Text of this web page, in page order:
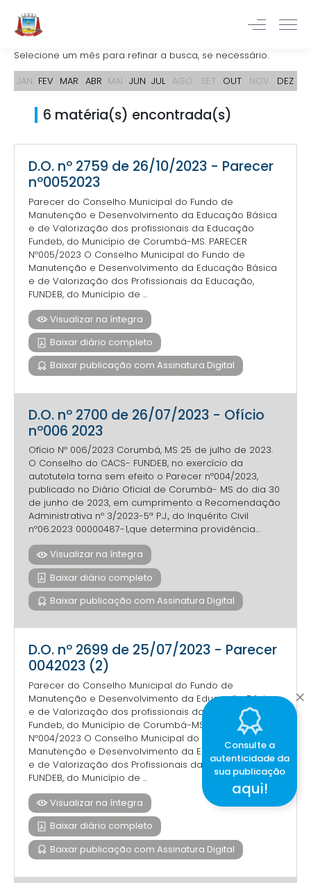
Selecione um mês para refinar a busca, se necessário.
JAN FEV MAR ABR MAI JUN JUL AGO SET OUT NOV DEZ
6 matéria(s) encontrada(s)
D.O. nº 2759 de 26/10/2023 - Parecer
nº0052023
Parecer do Conselho Municipal do Fundo de
Manutenção e Desenvolvimento da Educação Básica
e de Valorização dos profissionais da Educação
Fundeb, do Município de Corumbá-MS. PARECER
Nº005/2023 O Conselho Municipal do Fundo de
Manutenção e Desenvolvimento da Educação Básica
e de Valorização dos Profissionais da Educação,
FUNDEB, do Município de ...
Visualizar na íntegra
Baixar diário completo
Baixar publicação com Assinatura Digital
D.O. nº 2700 de 26/07/2023 - Ofício
nº006 2023
Ofício Nº 006/2023 Corumbá, MS 25 de julho de 2023.
O Conselho do CACS- FUNDEB, no exercício da
autotutela torna sem efeito o Parecer nº004/2023,
publicado no Diário Oficial de Corumbá- MS do dia 30
de junho de 2023, em cumprimento a Recomendação
Administrativa nº 3/2023-5ª P.J., do Inquérito Civil
nº06.2023 00000487-1,que determina providência...
Visualizar na íntegra
Baixar diário completo
Baixar publicação com Assinatura Digital
D.O. nº 2699 de 25/07/2023 - Parecer
0042023 (2)
Parecer do Conselho Municipal do Fundo de
Manutenção e Desenvolvimento da Educação Básica
e de Valorização dos profissionais da Educação
Fundeb, do Município de Corumbá-MS. PARECER
Nº004/2023 O Conselho Municipal do Fundo de
Manutenção e Desenvolvimento da Educação Básica
e de Valorização dos Profissionais da Educação,
FUNDEB, do Município de ...
Visualizar na íntegra
Baixar diário completo
Baixar publicação com Assinatura Digital
Consulte a
autenticidade da
sua publicação
aqui!